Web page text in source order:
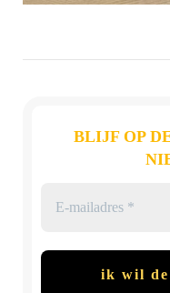
BLIJF OP